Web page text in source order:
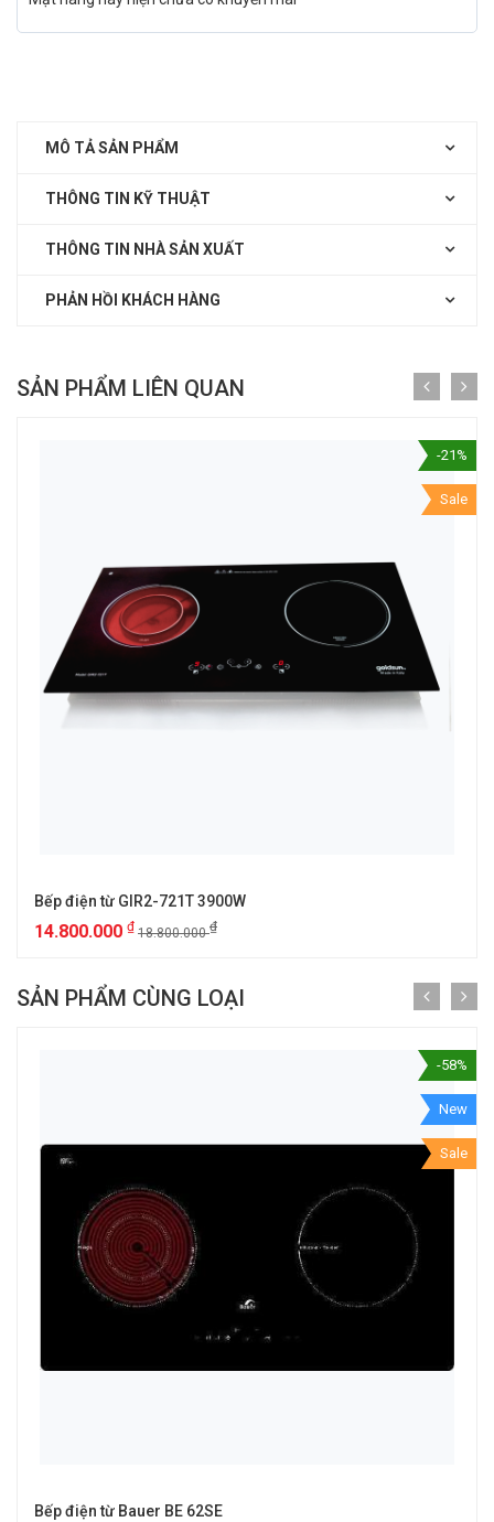
MÔ TẢ SẢN PHẨM
THÔNG TIN KỸ THUẬT
THÔNG TIN NHÀ SẢN XUẤT
PHẢN HỒI KHÁCH HÀNG
SẢN PHẨM LIÊN QUAN
-21%
Sale
Bếp điện từ GIR2-721T 3900W
14.800.000 ₫ 18.800.000₫
SẢN PHẨM CÙNG LOẠI
-58%
New
Sale
Bếp điện từ Bauer BE 62SE